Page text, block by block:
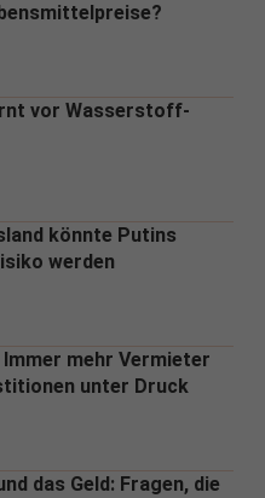
vor Wasserstoff-
könnte Putins
werden
mehr Vermieter
unter Druck
das Geld: Fragen, die